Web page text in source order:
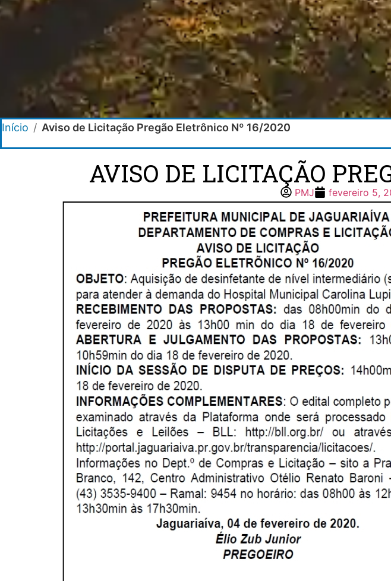
Início / Aviso de Licitação Pregão Eletrônico Nº 16/2020
AVISO DE LICITAÇÃO
PMJ fevereiro 5,